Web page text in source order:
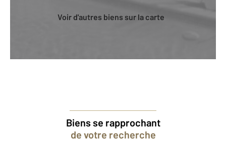
Voir d'autres biens sur la carte
Biens se rapprochant
de votre recherche